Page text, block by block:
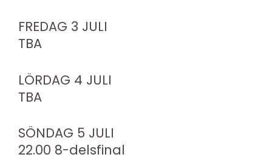
FREDAG 3 JULI
TBA
LÖRDAG 4 JULI
TBA
SÖNDAG 5 JULI
22.00 8-delsfinal